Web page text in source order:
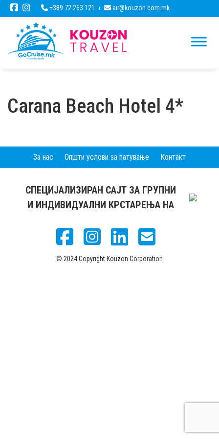
+389 72 263 121 air@kouzon.com.mk
Carana Beach Hotel 4*
За нас Општи услови за патување Контакт
СПЕЦИЈАЛИЗИРАН САЈТ ЗА ГРУПНИ
И ИНДИВИДУАЛНИ КРСТАРЕЊА НА
© 2024 Copyright Kouzon Corporation